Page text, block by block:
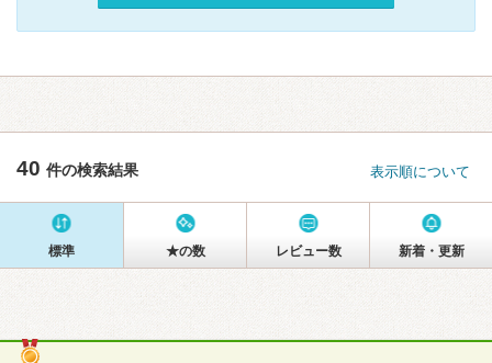
40 件の検索結果 表示順について
標準 ★の数 レビュー数 新着・更新